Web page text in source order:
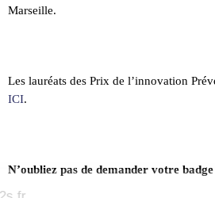
Marseille.
Les lauréats des Prix de l’innovation
ICI.
N’oubliez pas de demander votre